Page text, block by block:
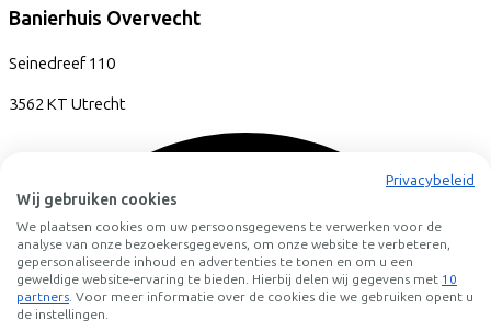
Banierhuis Overvecht
Seinedreef 110
3562 KT Utrecht
Privacybeleid
Wij gebruiken cookies
We plaatsen cookies om uw persoonsgegevens te verwerken voor de
analyse van onze bezoekersgegevens, om onze website te verbeteren,
gepersonaliseerde inhoud en advertenties te tonen en om u een
geweldige website-ervaring te bieden. Hierbij delen wij gegevens met 10
partners. Voor meer informatie over de cookies die we gebruiken opent u
de instellingen.